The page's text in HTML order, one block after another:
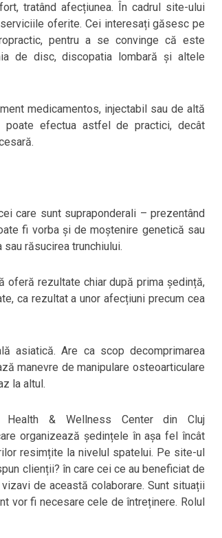
tratând afecțiunea. În cadrul site-ului
oferite. Cei interesați găsesc pe
pentru a se convinge că este
de disc, discopatia lombară și altele
medicamentos, injectabil sau de altă
efectua astfel de practici, decât
care sunt supraponderali – prezentând
fi vorba și de moștenire genetică sau
răsucirea trunchiului.
oferă rezultate chiar după prima ședință,
ca rezultat a unor afecțiuni precum cea
asiatică. Are ca scop decomprimarea
manevre de manipulare osteoarticulare
la altul.
Health & Wellness Center din Cluj
organizează ședințele în așa fel încât
resimțite la nivelul spatelui. Pe site-ul
clienții? în care cei ce au beneficiat de
de această colaborare. Sunt situații
vor fi necesare cele de întreținere. Rolul